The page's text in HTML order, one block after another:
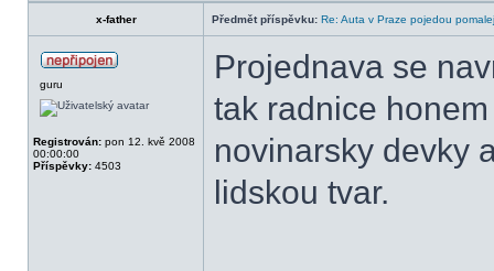
x-father Předmět příspěvku: Re: Auta v Praze pojedou
guru
Registrován: pon 12. kvě 2008
00:00:00
Příspěvky: 4503
Projednava se
tak radnice
novinarsky devky
lidskou tvar.